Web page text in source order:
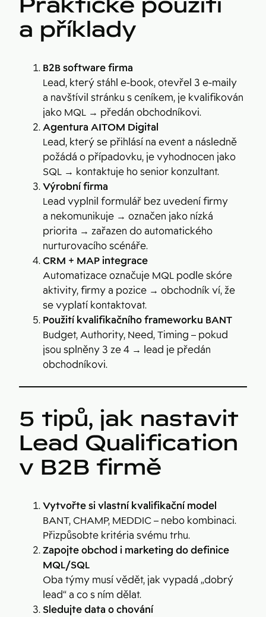
a příklady
B2B software firma
Lead, který stáhl e-book, otevřel 3 e-maily
a navštívil stránku s ceníkem, je kvalifikován
jako MQL → předán obchodníkovi.
Agentura AITOM Digital
Lead, který se přihlásí na event a následně
požádá o případovku, je vyhodnocen jako
SQL → kontaktuje ho senior konzultant.
Výrobní firma
Lead vyplnil formulář bez uvedení firmy
a nekomunikuje → označen jako nízká
priorita → zařazen do automatického
nurturovacího scénáře.
CRM + MAP integrace
Automatizace označuje MQL podle skóre
aktivity, firmy a pozice → obchodník ví, že
se vyplatí kontaktovat.
Použití kvalifikačního frameworku BANT
Budget, Authority, Need, Timing – pokud
jsou splněny 3 ze 4 → lead je předán
obchodníkovi.
5 tipů, jak nastavit
Lead Qualification
v B2B firmě
Vytvořte si vlastní kvalifikační model
BANT, CHAMP, MEDDIC – nebo kombinaci.
Přizpůsobte kritéria svému trhu.
Zapojte obchod i marketing do definice
MQL/SQL
Oba týmy musí vědět, jak vypadá „dobrý
lead“ a co s ním dělat.
Sledujte data o chování